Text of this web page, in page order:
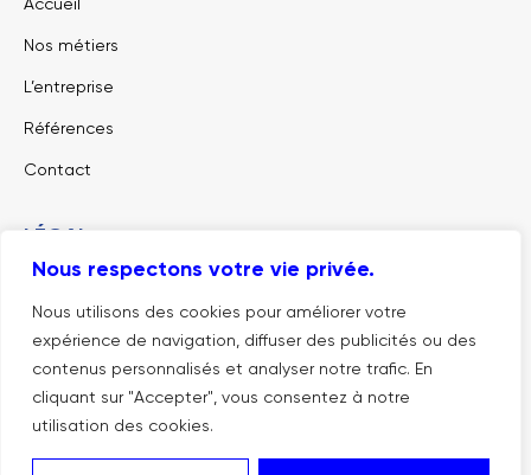
Nous respectons votre vie privée.
Nous utilisons des cookies pour améliorer votre
expérience de navigation, diffuser des publicités ou des
contenus personnalisés et analyser notre trafic. En
cliquant sur "Accepter", vous consentez à notre
utilisation des cookies.
Accueil
Nos métiers
L’entreprise
Références
Contact
LÉGAL
Mentions légales
Politique de confidentialité
Conditions générales d’utilisation